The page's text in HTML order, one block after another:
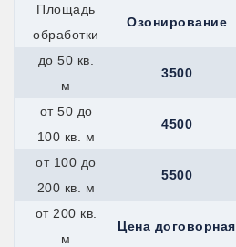
Площадь
обработки
Озонирование
до 50 кв.
м
3500
от 50 до
100 кв. м
4500
от 100 до
200 кв. м
5500
от 200 кв.
м
Цена договорная